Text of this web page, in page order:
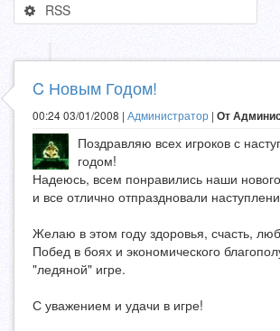
RSS
C Новым Годом!
00:24 03/01/2008 | Администратор | От
Поздравляю всех игроков с
годом!
Надеюсь, всем понравились наши
и все отлично отпраздновали
Желаю в этом году здоровья, счасть,
Побед в боях и экономического
"ледяной" игре.
С уважением и удачи в игре!